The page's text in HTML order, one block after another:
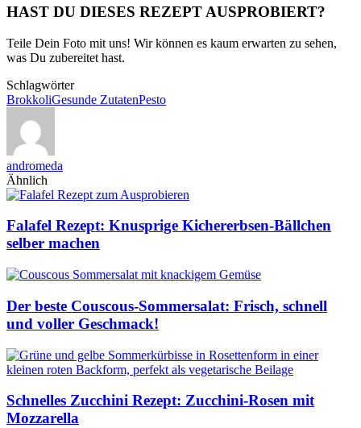
HAST DU DIESES REZEPT AUSPROBIERT?
Teile Dein Foto mit uns! Wir können es kaum erwarten zu sehen,
was Du zubereitet hast.
Schlagwörter
BrokkoliGesunde ZutatenPesto
andromeda
Ähnlich
Falafel Rezept: Knusprige Kichererbsen-Bällchen
selber machen
Der beste Couscous-Sommersalat: Frisch, schnell
und voller Geschmack!
Schnelles Zucchini Rezept: Zucchini-Rosen mit
Mozzarella